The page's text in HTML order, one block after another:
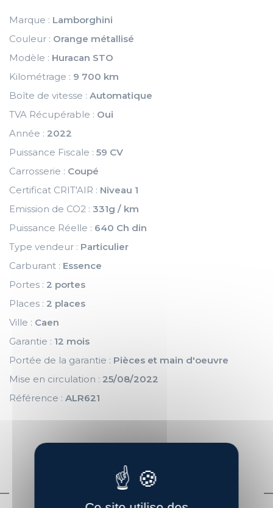
Marque : Lamborghini
Couleur : Orange métallisé
Modèle : Huracan STO
Kilométrage : 9 700 km
Boîte de vitesse : Automatique
TVA Récupérable : Oui
Année : 2022
Puissance Fiscale : 59 CV
Carrosserie : Coupé
Certificat CRIT'AIR : Niveau 1
Emission de CO2 : 331g / km
Puissance Réelle : 640 Ch din
Type vendeur : Particulier
Carburant : Essence
Portes : 2 portes
Places : 2 places
Ville : Caen
Garantie : 12 mois
Portée de la garantie : Pièces et main d'oeuvre
Mise en circulation : 25/08/2022
Référence : ALR621
VÉHICULE VISIBLE SUR RENDEZ-
VOUS